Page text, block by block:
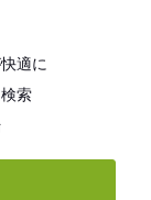
適に
索